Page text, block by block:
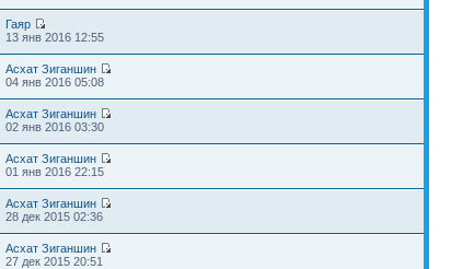
Гаяр
13 янв 2016 12:55
Асхат Зиганшин
04 янв 2016 05:08
Асхат Зиганшин
02 янв 2016 03:30
Асхат Зиганшин
01 янв 2016 22:15
Асхат Зиганшин
28 дек 2015 02:36
Асхат Зиганшин
27 дек 2015 20:51